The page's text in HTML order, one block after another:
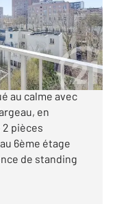
Sud, charmant 2
au calme avec
en
pièces
6ème étage
de standing